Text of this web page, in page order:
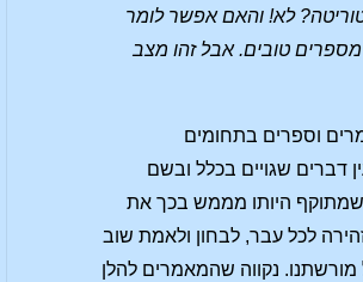
לא! והאם אפשר לומר
טובים. אבל זהו מצב
וספרים בתחומים
דברים שגויים בכלל ובשם
שמתוקף היותו מממש בכך את
לכל עבר, לבחון ולאמת שוב
נקווה שהמאמרים להלן